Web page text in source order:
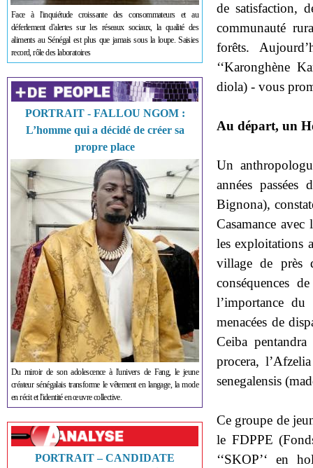
Face à l'inquiétude croissante des consommateurs et au
déferlement d'alertes sur les réseaux sociaux, la qualité des
aliments au Sénégal est plus que jamais sous la loupe. Saisies
record, rôle des laboratoires
PORTRAIT - FALLOU NGOM :
L’homme qui a décidé de créer sa
propre place
Du miroir de son adolescence à l'univers de Fang, le jeune
créateur sénégalais transforme le vêtement en langage, la mode
en récit et l'identité en œuvre collective.
PORTRAIT – CANDIDATE
de satisfaction,
communauté
forêts.
‘‘Karonghène
diola) - vous
Au départ, un
Un
années
Bignona),
Casamance avec
les exploitations
village de près
conséquences
l’importance du
menacées de
Ceiba
procera,
senegalensis
Ce groupe de
le FDPPE
‘‘SKOP’‘ en